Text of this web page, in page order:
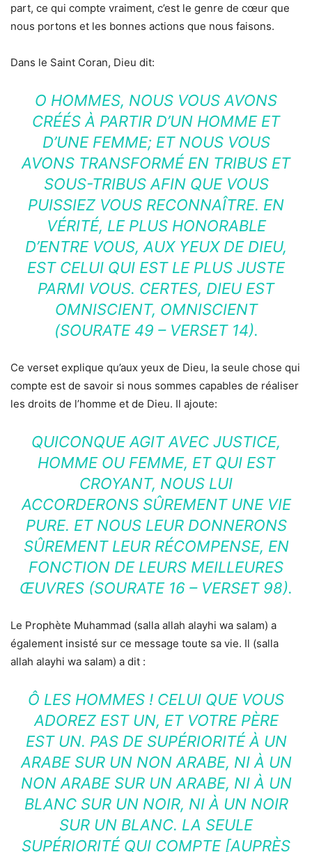
part, ce qui compte vraiment, c’est le genre de cœur que
nous portons et les bonnes actions que nous faisons.
Dans le Saint Coran, Dieu dit:
O HOMMES, NOUS VOUS AVONS
CRÉÉS À PARTIR D’UN HOMME ET
D’UNE FEMME; ET NOUS VOUS
AVONS TRANSFORMÉ EN TRIBUS ET
SOUS-TRIBUS AFIN QUE VOUS
PUISSIEZ VOUS RECONNAÎTRE. EN
VÉRITÉ, LE PLUS HONORABLE
D’ENTRE VOUS, AUX YEUX DE DIEU,
EST CELUI QUI EST LE PLUS JUSTE
PARMI VOUS. CERTES, DIEU EST
OMNISCIENT, OMNISCIENT
(SOURATE 49 – VERSET 14).
Ce verset explique qu’aux yeux de Dieu, la seule chose qui
compte est de savoir si nous sommes capables de réaliser
les droits de l’homme et de Dieu. Il ajoute:
QUICONQUE AGIT AVEC JUSTICE,
HOMME OU FEMME, ET QUI EST
CROYANT, NOUS LUI
ACCORDERONS SÛREMENT UNE VIE
PURE. ET NOUS LEUR DONNERONS
SÛREMENT LEUR RÉCOMPENSE, EN
FONCTION DE LEURS MEILLEURES
ŒUVRES (SOURATE 16 – VERSET 98).
Le Prophète Muhammad (salla allah alayhi wa salam) a
également insisté sur ce message toute sa vie. Il (salla
allah alayhi wa salam) a dit :
Ô LES HOMMES ! CELUI QUE VOUS
ADOREZ EST UN, ET VOTRE PÈRE
EST UN. PAS DE SUPÉRIORITÉ À UN
ARABE SUR UN NON ARABE, NI À UN
NON ARABE SUR UN ARABE, NI À UN
BLANC SUR UN NOIR, NI À UN NOIR
SUR UN BLANC. LA SEULE
SUPÉRIORITÉ QUI COMPTE [AUPRÈS